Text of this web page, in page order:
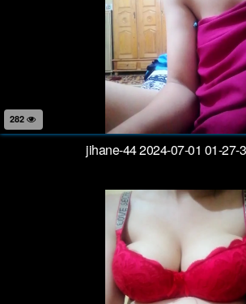
jihane-44 2024-07-01 01-27-